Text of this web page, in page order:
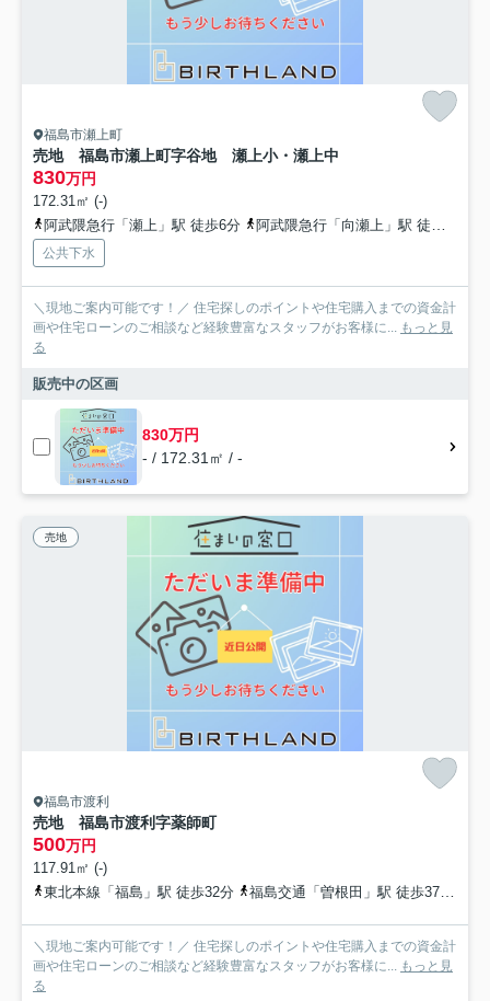
福島市瀬上町
売地 福島市瀬上町字谷地 瀬上小・瀬上中
830万円
172.31㎡ (-)
阿武隈急行「瀬上」駅 徒歩6分
阿武隈急行「向瀬上」駅 徒歩19分
公共下水
＼現地ご案内可能です！／ 住宅探しのポイントや住宅購入までの資金計
画や住宅ローンのご相談など経験豊富なスタッフがお客様に... もっと見
る
販売中の区画
830万円
- / 172.31㎡ / -
売地
福島市渡利
売地 福島市渡利字薬師町
500万円
117.91㎡ (-)
東北本線「福島」駅 徒歩32分
福島交通「曽根田」駅 徒歩37分
＼現地ご案内可能です！／ 住宅探しのポイントや住宅購入までの資金計
画や住宅ローンのご相談など経験豊富なスタッフがお客様に... もっと見
る